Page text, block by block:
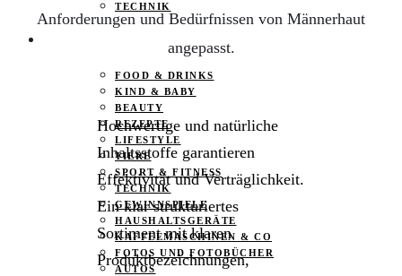
TECHNIK
FOOD & DRINKS
KIND & BABY
BEAUTY
REZEPTE
LIFESTYLE
TIERE
SPORT & FITNESS
TECHNIK
GEWINNSPIELE
HAUSHALTSGERÄTE
KAFFEEMASCHINEN & CO
FOTOS UND FOTOBÜCHER
AUTOS
Anforderungen und Bedürfnissen von Männerhaut
angepasst.
Hochwertige und natürliche
Inhaltsstoffe garantieren
Effektivität und Verträglichkeit.
Ein klar strukturiertes
Sortiment mit klaren
Produktbezeichnungen,